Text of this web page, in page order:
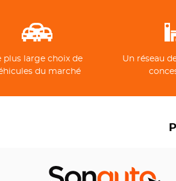
plus large choix de
du marché
Un réseau